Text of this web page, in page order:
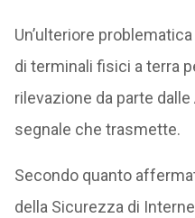
Un’ulteriore
di terminali fisici a terra
rilevazione da parte dalle
segnale che trasmette.
Secondo quanto
della Sicurezza di